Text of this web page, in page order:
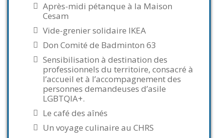
Après-midi pétanque à la Maison
Cesam
Vide-grenier solidaire IKEA
Don Comité de Badminton 63
Sensibilisation à destination des
professionnels du territoire, consacré à
l’accueil et à l’accompagnement des
personnes demandeuses d’asile
LGBTQIA+.
Le café des aînés
Un voyage culinaire au CHRS